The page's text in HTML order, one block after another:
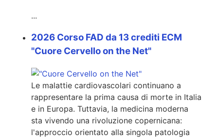
...
2026 Corso FAD da 13 crediti ECM
"Cuore Cervello on the Net"
Le malattie cardiovascolari continuano a
rappresentare la prima causa di morte in Italia
e in Europa. Tuttavia, la medicina moderna
sta vivendo una rivoluzione copernicana:
l'approccio orientato alla singola patologia